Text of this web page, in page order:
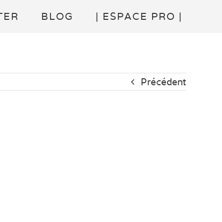
BLOG | ESPACE PRO |
Précédent